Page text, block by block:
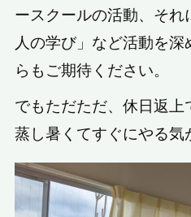
ースクールの活動、そ
人の学び」など活動を
らもご期待ください。
でもただただ、休日返上
蒸し暑くてすぐにやる気